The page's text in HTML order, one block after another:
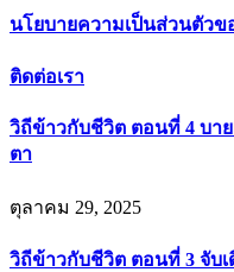
นโยบายความเป็นส่วนตัวข
ติดต่อเรา
วิถีข้าวกับชีวิต ตอนที่ 4 บ
ตา
ตุลาคม 29, 2025
วิถีข้าวกับชีวิต ตอนที่ 3 จั